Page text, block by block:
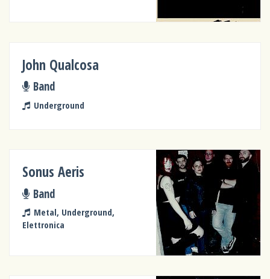
John Qualcosa
Band
Underground
Sonus Aeris
Band
Metal, Underground,
Elettronica